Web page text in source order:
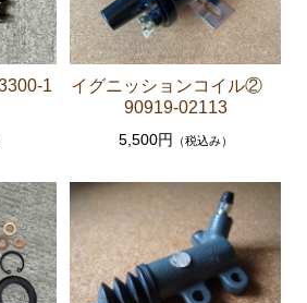
プ フィルター ダンパー センダ
GTE JZA80
MZ12
GEU MZ11
GEU MZ12
1
イグニッションコイル②
90919-02113
5,500円 （税込み）